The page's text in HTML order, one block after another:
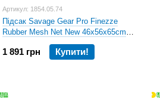
зарекомендует себя при ловле рыбы!
Артикул: 1854.05.74
Підсак Savage Gear Pro Finezze
Rubber Mesh Net New 46x56х65cm
1 891 грн Купити!